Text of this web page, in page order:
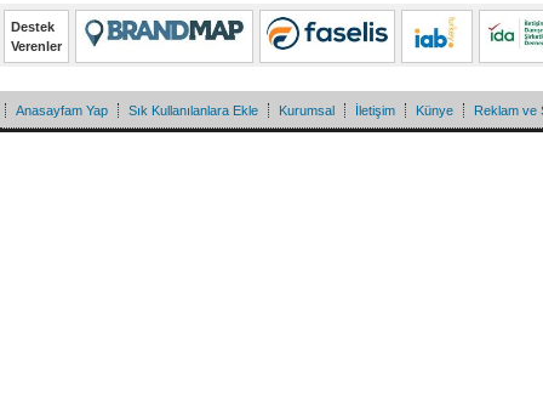
Destek
Verenler
Anasayfam Yap Sık Kullanılanlara Ekle Kurumsal İletişim Künye Reklam ve